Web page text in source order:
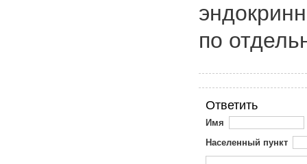
по
Ответить
Имя
Населенный пункт